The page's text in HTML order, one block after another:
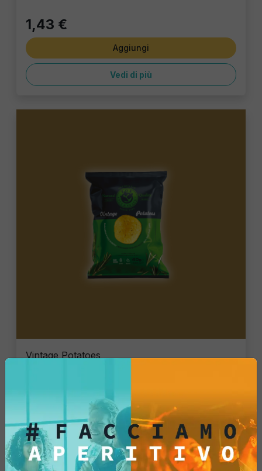
1,43 €
Aggiungi
Vedi di più
Vintage Potatoes
Pacco Singolo - 40 Gr
1,43 €
Aggiungi